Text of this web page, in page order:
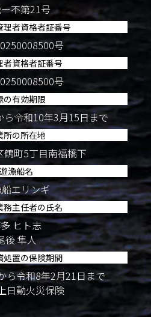
不第21号
理者資格者証番号
号
者資格者証番号
号
の有効期限
令和10年3月15日まで
所の所在地
鶴町5丁目南福橋下
遊漁船名
エリンギ
務主任者の氏名
ヒト志
後 隼人
処置の保険期間
ら令和8年2月21日まで
日動火災保険